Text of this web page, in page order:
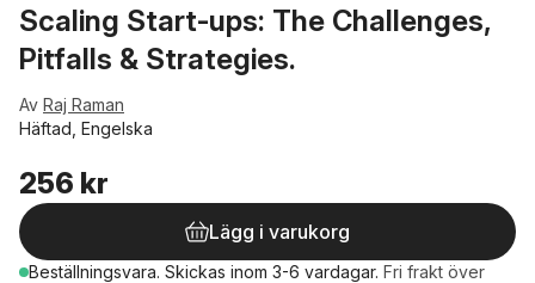
Scaling Start-ups: The Challenges,
Pitfalls & Strategies.
Av Raj Raman
Häftad, Engelska
256 kr
Lägg i varukorg
Beställningsvara. Skickas inom 3-6 vardagar. Fri frakt över